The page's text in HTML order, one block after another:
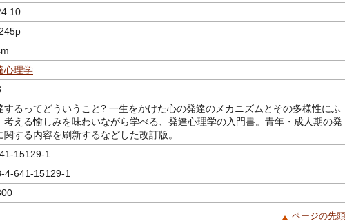
心理学
するってどういうこと? 一生をかけた心の発達のメカニズムとその多様性にふ
考える愉しみを味わいながら学べる、発達心理学の入門書。青年・成人期の発
関する内容を刷新するなどした改訂版。
15129-1
4-641-15129-1
ページの先